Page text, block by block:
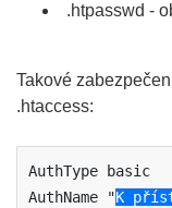
.htpasswd -
Takové
.htaccess:
AuthType basic
AuthName "K